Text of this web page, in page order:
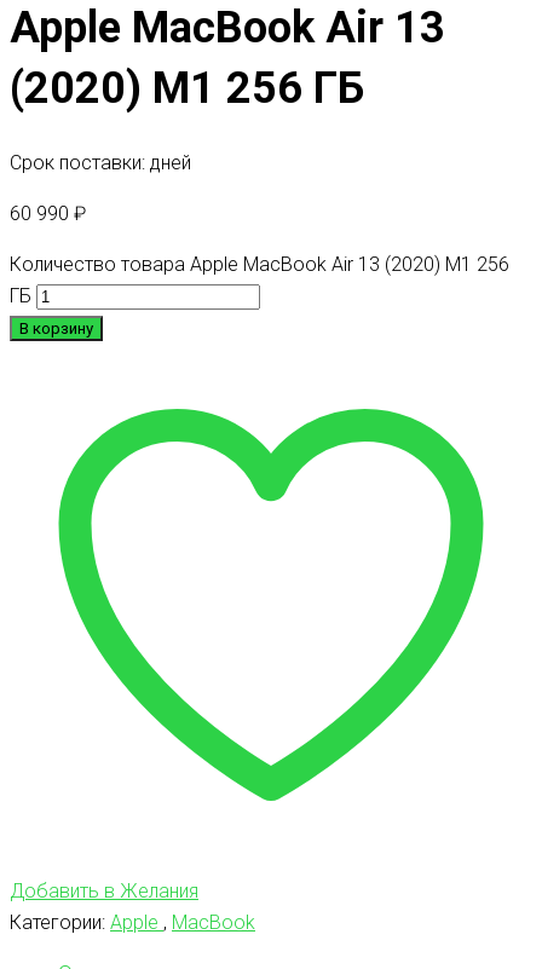
Apple MacBook Air 13
(2020) M1 256 ГБ
Срок поставки: дней
60 990 ₽
Количество товара Apple MacBook Air 13 (2020) M1 256
ГБ
В корзину
Добавить в Желания
Категории: Apple , MacBook